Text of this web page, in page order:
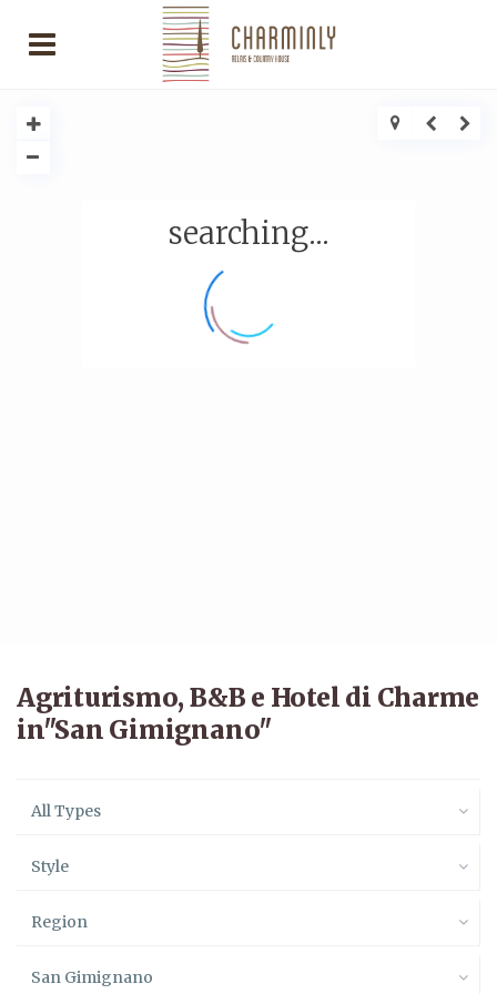
searching...
Agriturismo, B&B e Hotel di Charme
in"San Gimignano"
All Types
Style
Region
San Gimignano